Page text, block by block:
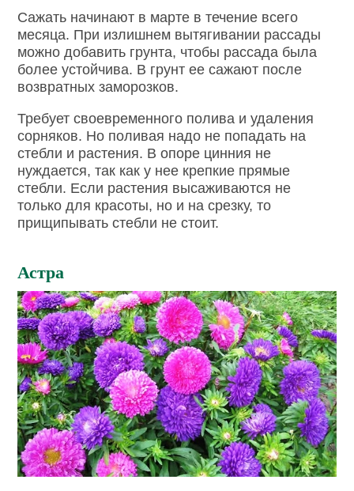
Сажать начинают в марте в течение всего
месяца. При излишнем вытягивании рассады
можно добавить грунта, чтобы рассада была
более устойчива. В грунт ее сажают после
возвратных заморозков.
Требует своевременного полива и удаления
сорняков. Но поливая надо не попадать на
стебли и растения. В опоре цинния не
нуждается, так как у нее крепкие прямые
стебли. Если растения высаживаются не
только для красоты, но и на срезку, то
прищипывать стебли не стоит.
Астра